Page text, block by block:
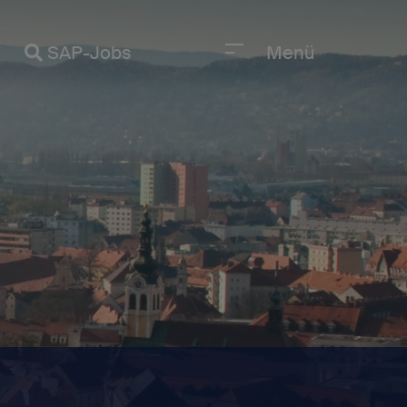
SAP-Jobs Menü
Jobs anzeigen
Blogbeiträge
Erfahrungen beschleunigen SAP-